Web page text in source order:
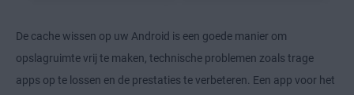
De cache wissen op uw Android is een goede manier om
opslagruimte vrij te maken, technische problemen zoals trage
apps op te lossen en de prestaties te verbeteren. Een app voor het